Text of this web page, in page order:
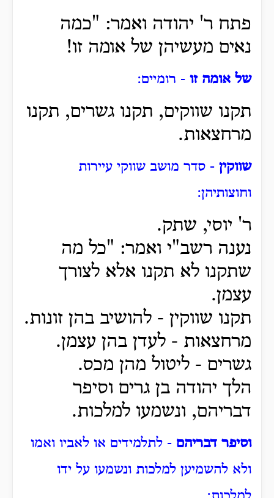
פתח ר' יהודה ואמר: "כמה
נאים מעשיהן של אומה זו!
של אומה זו - רומיים:
תקנו שווקים, תקנו גשרים, תקנו
מרחצאות.
שווקין - סדר מושב שווקי עיירות
וחוצותיהן:
ר' יוסי, שתק.
נענה רשב"י ואמר: "כל מה
שתקנו לא תקנו אלא לצורך
עצמן.
תקנו שווקין - להושיב בהן זונות.
מרחצאות - לעדן בהן עצמן.
גשרים - ליטול מהן מכס.
הלך יהודה בן גרים וסיפר
דבריהם, ונשמעו למלכות.
וסיפר דבריהם - לתלמידים או לאביו ואמו
ולא להשמיען למלכות ונשמעו על ידו